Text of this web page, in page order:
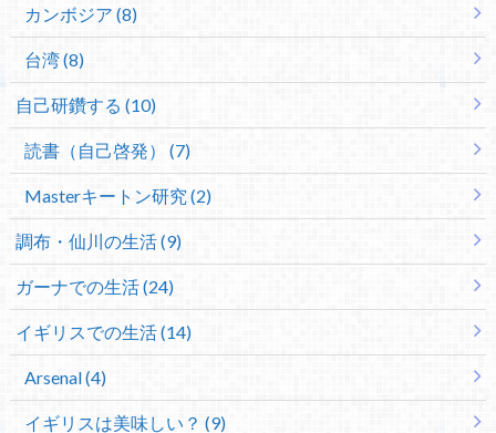
カンボジア (8)
台湾 (8)
自己研鑽する (10)
読書（自己啓発） (7)
Masterキートン研究 (2)
調布・仙川の生活 (9)
ガーナでの生活 (24)
イギリスでの生活 (14)
Arsenal (4)
イギリスは美味しい？ (9)